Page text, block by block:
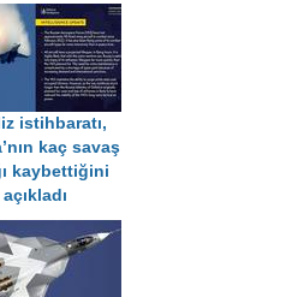
istihbaratı,
kaç savaş
kaybettiğini
açıkladı